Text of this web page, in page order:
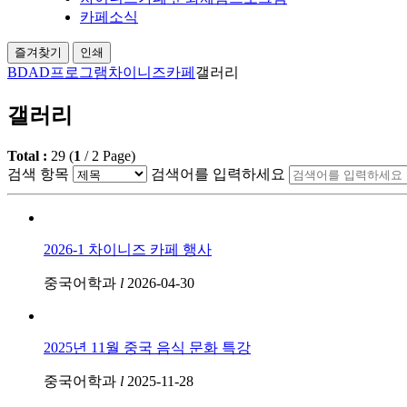
카페소식
즐겨찾기 인쇄
BDAD프로그램차이니즈카페 갤러리
갤러리
Total : 29 (1 / 2 Page)
검색 항목
검색어를 입력하세요
2026-1 차이니즈 카페 행사
중국어학과 l 2026-04-30
2025년 11월 중국 음식 문화 특강
중국어학과 l 2025-11-28